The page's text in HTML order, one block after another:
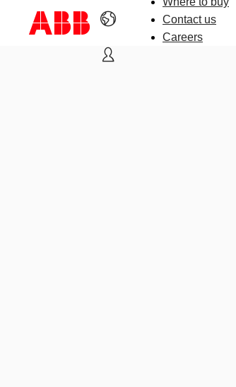
Contact us
Careers